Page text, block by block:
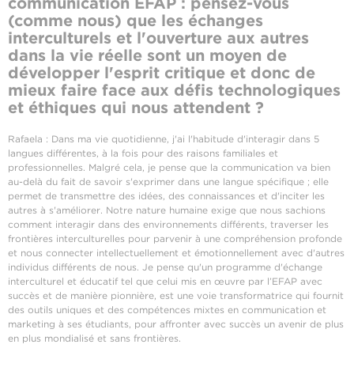
(comme nous) que les échanges
interculturels et l'ouverture aux autres
dans la vie réelle sont un moyen de
développer l'esprit critique et donc de
mieux faire face aux défis technologiques
et éthiques qui nous attendent ?
Rafaela : Dans ma vie quotidienne, j'ai l'habitude d'interagir dans 5
langues différentes, à la fois pour des raisons familiales et
professionnelles. Malgré cela, je pense que la communication va bien
au-delà du fait de savoir s'exprimer dans une langue spécifique ; elle
permet de transmettre des idées, des connaissances et d'inciter les
autres à s'améliorer. Notre nature humaine exige que nous sachions
comment interagir dans des environnements différents, traverser les
frontières interculturelles pour parvenir à une compréhension profonde
et nous connecter intellectuellement et émotionnellement avec d'autres
individus différents de nous. Je pense qu'un programme d'échange
interculturel et éducatif tel que celui mis en œuvre par l’EFAP avec
succès et de manière pionnière, est une voie transformatrice qui fournit
des outils uniques et des compétences mixtes en communication et
marketing à ses étudiants, pour affronter avec succès un avenir de plus
en plus mondialisé et sans frontières.